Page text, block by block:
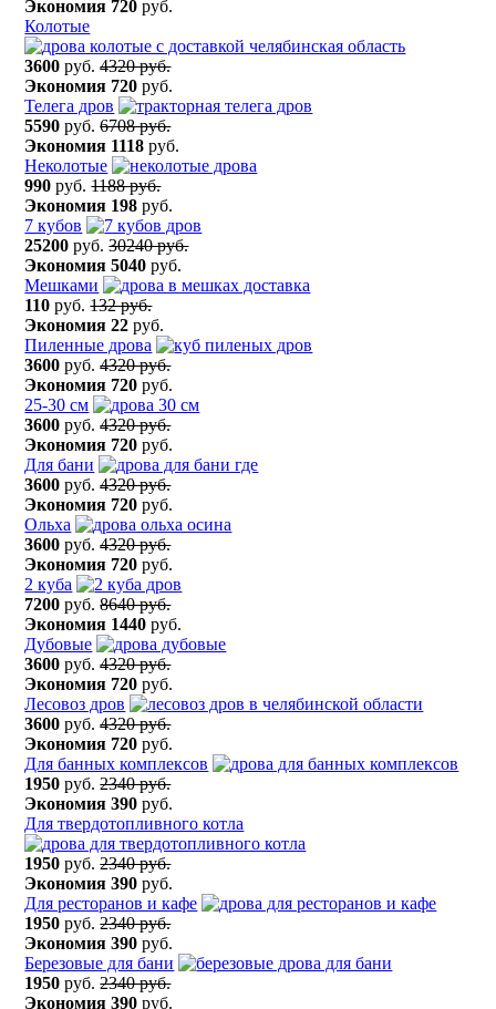
Экономия 720 руб.
Колотые
3600 руб.4320 руб.
Экономия 720 руб.
Телега дров
5590 руб.6708 руб.
Экономия 1118 руб.
Неколотые
990 руб.1188 руб.
Экономия 198 руб.
7 кубов
25200 руб.30240 руб.
Экономия 5040 руб.
Мешками
110 руб.132 руб.
Экономия 22 руб.
Пиленные дрова
3600 руб.4320 руб.
Экономия 720 руб.
25-30 см
3600 руб.4320 руб.
Экономия 720 руб.
Для бани
3600 руб.4320 руб.
Экономия 720 руб.
Ольха
3600 руб.4320 руб.
Экономия 720 руб.
2 куба
7200 руб.8640 руб.
Экономия 1440 руб.
Дубовые
3600 руб.4320 руб.
Экономия 720 руб.
Лесовоз дров
3600 руб.4320 руб.
Экономия 720 руб.
Для банных комплексов
1950 руб.2340 руб.
Экономия 390 руб.
Для твердотопливного котла
1950 руб.2340 руб.
Экономия 390 руб.
Для ресторанов и кафе
1950 руб.2340 руб.
Экономия 390 руб.
Березовые для бани
1950 руб.2340 руб.
Экономия 390 руб.